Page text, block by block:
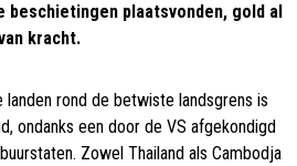
beschietingen plaatsvonden, gold al
kracht.
rond de betwiste landsgrens is
ondanks een door de VS afgekondigd
Zowel Thailand als Cambodja